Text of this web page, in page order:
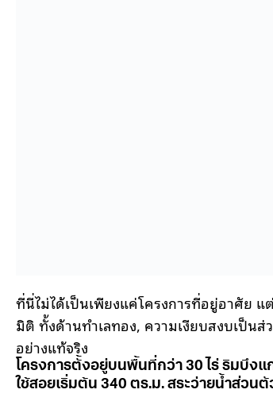
ที่นี่ไม่ได้เป็นเพียงแค่โครงการที่อยู่อาศัย
มิติ ทั้งด้านทำเลทอง, ความเงียบสงบเป็น
อย่างแท้จริง
โครงการตั้งอยู่บนพื้นที่กว่า 30 ไร่ ริมบึง
ใช้สอยเริ่มต้น 340 ตร.ม. สระว่ายน้ำส่ว